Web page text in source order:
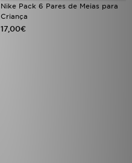
Nike Pack 6 Pares de Meias para
Criança
17,00€